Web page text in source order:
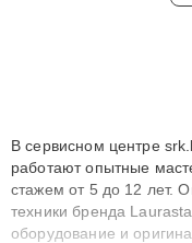
В сервисном центре
работают опытные
стажем от 5 до 12 лет.
техники бренда
оборудование и